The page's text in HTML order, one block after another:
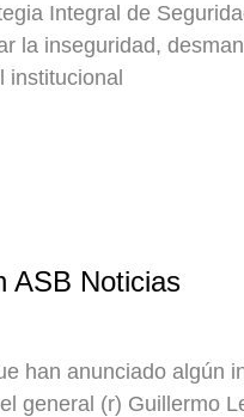
Integral de
la inseguridad,
institucional
ASB Noticias
han anunciado algún
general (r) Guillermo